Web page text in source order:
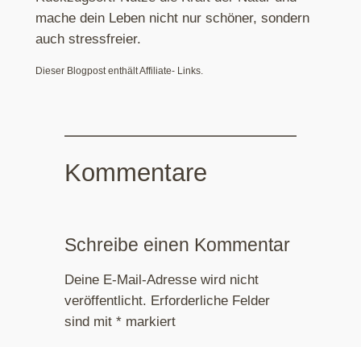
mache dein Leben nicht nur schöner, sondern
auch stressfreier.
Dieser Blogpost enthält Affiliate- Links.
Kommentare
Schreibe einen Kommentar
Deine E-Mail-Adresse wird nicht
veröffentlicht. Erforderliche Felder
sind mit *markiert